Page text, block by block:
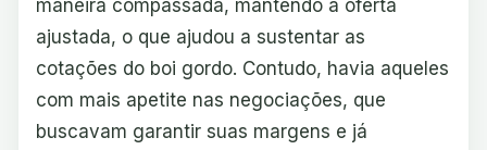
maneira compassada, mantendo a oferta
ajustada, o que ajudou a sustentar as
cotações do boi gordo. Contudo, havia aqueles
com mais apetite nas negociações, que
buscavam garantir suas margens e já